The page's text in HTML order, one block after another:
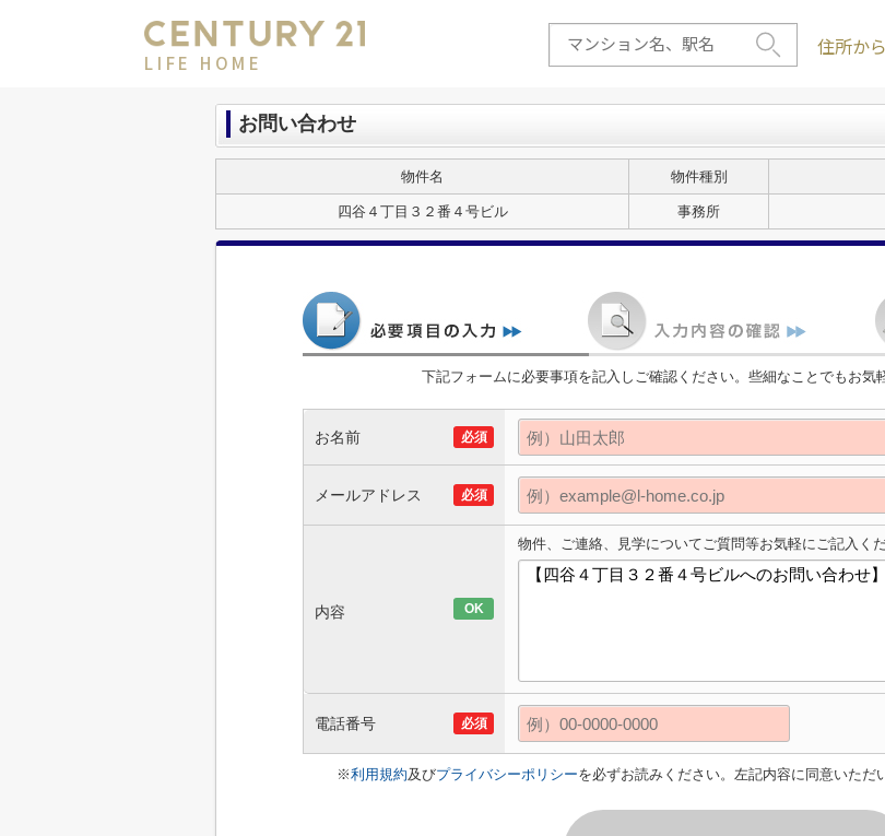
LIFE HOME
住所か
お問い合わせ
物件名 物件種別
四谷４丁目３２番４号ビル 事務所
下記フォームに必要事項を記入しご確認ください。些細なことでもお気
お名前 必須
メールアドレス 必須
内容 OK
物件、ご連絡、見学についてご質問等お気軽にご記入く
電話番号 必須
※利用規約及びプライバシーポリシーを必ずお読みください。左記内容に同意いただ